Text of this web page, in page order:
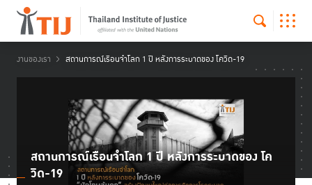
งานของเรา สถานการณ์เรือนจำโลก 1 ปี หลังการระบาดของ โควิด-19
สถานการณ์เรือนจำโลก 1 ปี หลังการระบาดของ โค
วิด-19